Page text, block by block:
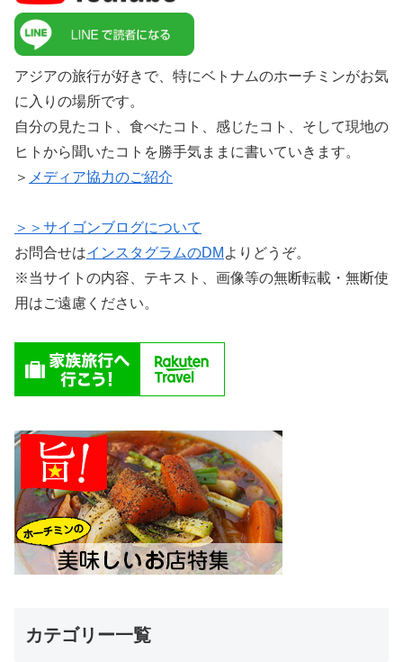
アジアの旅行が好きで、特にベトナムのホーチミンがお気
に入りの場所です。
自分の見たコト、食べたコト、感じたコト、そして現地の
ヒトから聞いたコトを勝手気ままに書いていきます。
＞ メディア協力のご紹介
＞＞サイゴンブログについて
お問合せはインスタグラムのDM よりどうぞ。
※当サイトの内容、テキスト、画像等の無断転載・無断使
用はご遠慮ください。
カテゴリー一覧